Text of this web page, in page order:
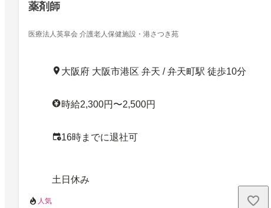
薬剤師
医療法人英皐会 介護老人保健施設・港さつき苑
大阪府 大阪市港区 弁天 / 弁天町駅 徒歩10分
時給2,300円〜2,500円
16時までに退社可
土日休み
人気